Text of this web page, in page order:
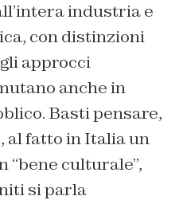
industria e
con distinzioni
approcci
anche in
Basti pensare,
al fatto in Italia un
“bene culturale”,
si parla